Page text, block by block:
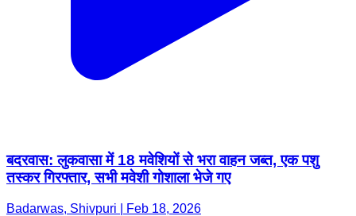
बदरवास: लुकवासा में 18 मवेशियों से भरा वाहन जब्त, एक पशु
तस्कर गिरफ्तार, सभी मवेशी गोशाला भेजे गए
Badarwas, Shivpuri | Feb 18, 2026